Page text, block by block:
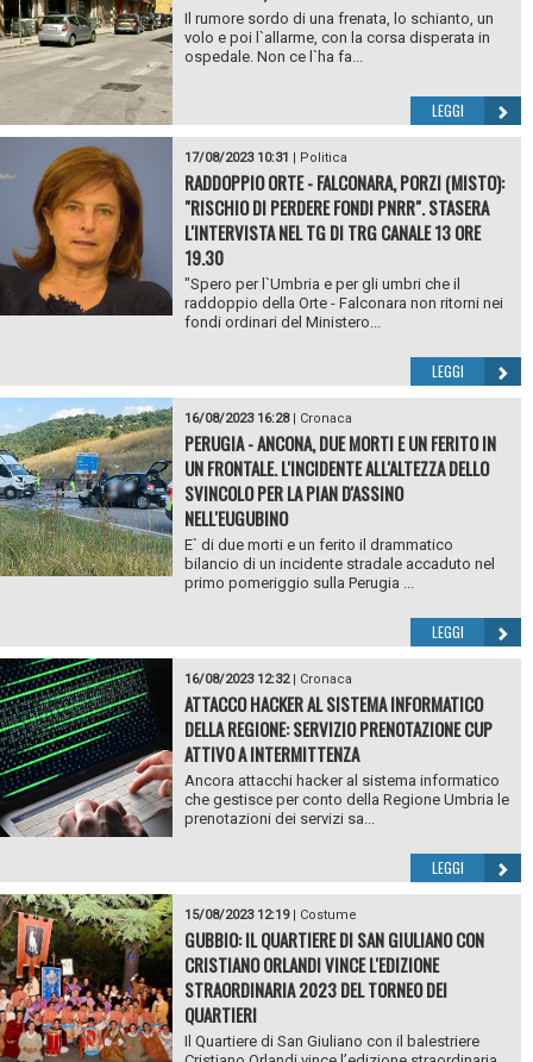
Il rumore sordo di una frenata, lo schianto, un
volo e poi l`allarme, con la corsa disperata in
ospedale. Non ce l`ha fa...
LEGGI
17/08/2023 10:31 Politica
RADDOPPIO ORTE - FALCONARA, PORZI (MISTO):
"RISCHIO DI PERDERE FONDI PNRR". STASERA
L'INTERVISTA NEL TG DI TRG CANALE 13 ORE
19.30
"Spero per l`Umbria e per gli umbri che il
raddoppio della Orte - Falconara non ritorni nei
fondi ordinari del Ministero...
LEGGI
16/08/2023 16:28| Cronaca
PERUGIA - ANCONA, DUE MORTI E UN FERITO IN
UN FRONTALE. L'INCIDENTE ALL'ALTEZZA DELLO
SVINCOLO PER LA PIAN D'ASSINO
NELL'EUGUBINO
E` di due morti e un ferito il drammatico
bilancio di un incidente stradale accaduto nel
primo pomeriggio sulla Perugia ...
LEGGI
16/08/2023 12:32| Cronaca
ATTACCO HACKER AL SISTEMA INFORMATICO
DELLA REGIONE: SERVIZIO PRENOTAZIONE CUP
ATTIVO A INTERMITTENZA
Ancora attacchi hacker al sistema informatico
che gestisce per conto della Regione Umbria le
prenotazioni dei servizi sa...
LEGGI
15/08/2023 12:19| Costume
GUBBIO: IL QUARTIERE DI SAN GIULIANO CON
CRISTIANO ORLANDI VINCE L'EDIZIONE
STRAORDINARIA 2023 DEL TORNEO DEI
QUARTIERI
Il Quartiere di San Giuliano con il balestriere